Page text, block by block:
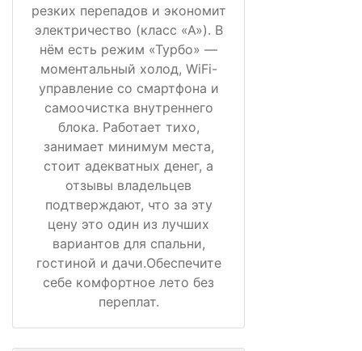
резких перепадов и экономит
электричество (класс «А»). В
нём есть режим «Турбо» —
моментальный холод, WiFi-
управление со смартфона и
самоочистка внутреннего
блока. Работает тихо,
занимает минимум места,
стоит адекватных денег, а
отзывы владельцев
подтверждают, что за эту
цену это один из лучших
вариантов для спальни,
гостиной и дачи.Обеспечите
себе комфортное лето без
переплат.